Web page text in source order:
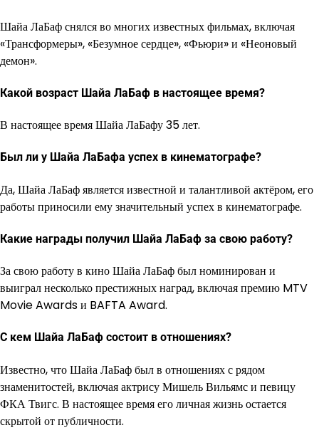
Шайа ЛаБаф снялся во многих известных фильмах, включая
«Трансформеры», «Безумное сердце», «Фьюри» и «Неоновый
демон».
Какой возраст Шайа ЛаБаф в настоящее время?
В настоящее время Шайа ЛаБафу 35 лет.
Был ли у Шайа ЛаБафа успех в кинематографе?
Да, Шайа ЛаБаф является известной и талантливой актёром, его
работы приносили ему значительный успех в кинематографе.
Какие награды получил Шайа ЛаБаф за свою работу?
За свою работу в кино Шайа ЛаБаф был номинирован и
выиграл несколько престижных наград, включая премию MTV
Movie Awards и BAFTA Award.
С кем Шайа ЛаБаф состоит в отношениях?
Известно, что Шайа ЛаБаф был в отношениях с рядом
знаменитостей, включая актрису Мишель Вильямс и певицу
ФКА Твигс. В настоящее время его личная жизнь остается
скрытой от публичности.